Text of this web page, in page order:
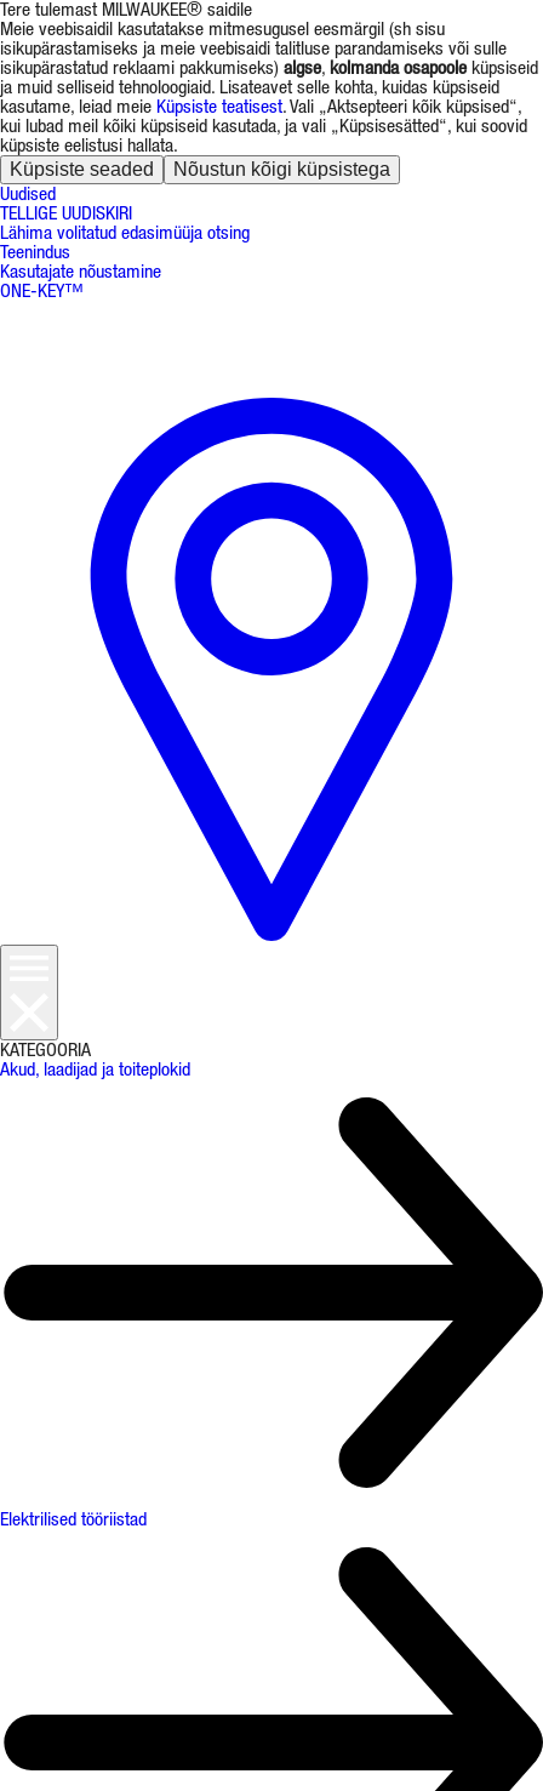
Tere tulemast MILWAUKEE® saidile
Meie veebisaidil kasutatakse mitmesugusel eesmärgil (sh sisu
isikupärastamiseks ja meie veebisaidi talitluse parandamiseks või sulle
isikupärastatud reklaami pakkumiseks) algse, kolmanda osapooleküpsiseid
ja muid selliseid tehnoloogiaid. Lisateavet selle kohta, kuidas küpsiseid
kasutame, leiad meie Küpsiste teatisest. Vali „Aktsepteeri kõik küpsised“,
kui lubad meil kõiki küpsiseid kasutada, ja vali „Küpsisesätted“, kui soovid
küpsiste eelistusi hallata.
Küpsiste seaded Nõustun kõigi küpsistega
Uudised
TELLIGE UUDISKIRI
Lähima volitatud edasimüüja otsing
Teenindus
Kasutajate nõustamine
ONE-KEY™
KATEGOORIA
Akud, laadijad ja toiteplokid
Elektrilised tööriistad